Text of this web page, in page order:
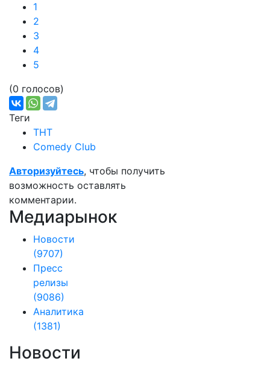
1
2
3
4
5
(0 голосов)
Теги
ТНТ
Comedy Club
Авторизуйтесь, чтобы получить
возможность оставлять
комментарии.
Медиарынок
Новости
(9707)
Пресс
релизы
(9086)
Аналитика
(1381)
Новости